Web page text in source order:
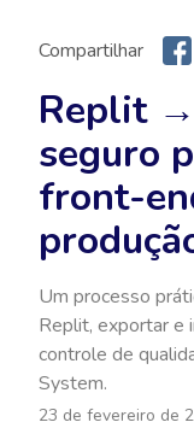
Compartilhar
Replit
seguro
front-
Um processo
Replit, exportar e
controle de
System.
23 de fevereiro de